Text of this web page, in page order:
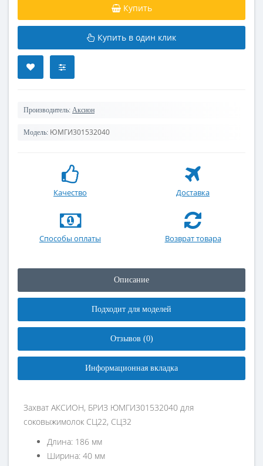
Купить
Купить в один клик
Производитель: Аксион
Модель: ЮМГИ301532040
Качество Доставка
Способы оплаты Возврат товара
Описание
Подходит для моделей
Отзывов (0)
Информационная вкладка
Захват АКСИОН, БРИЗ ЮМГИ301532040 для
соковыжимолок СЦ22, СЦ32
Длина: 186 мм
Ширина: 40 мм